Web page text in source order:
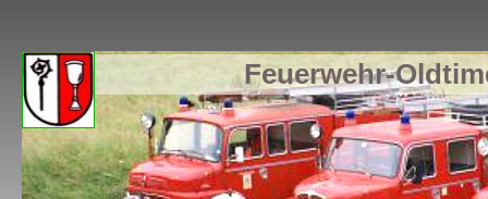
Feuerwehr-